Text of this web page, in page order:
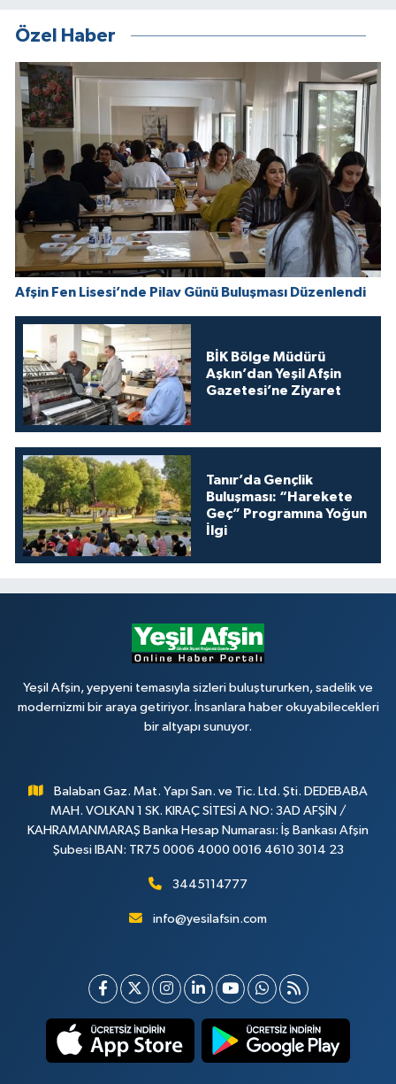
Özel Haber
Afşin Fen Lisesi’nde Pilav Günü Buluşması Düzenlendi
BİK Bölge Müdürü
Aşkın’dan Yeşil Afşin
Gazetesi’ne Ziyaret
Tanır’da Gençlik
Buluşması: “Harekete
Geç” Programına Yoğun
İlgi
Yeşil Afşin, yepyeni temasıyla sizleri buluştururken, sadelik ve
modernizmi bir araya getiriyor. İnsanlara haber okuyabilecekleri
bir altyapı sunuyor.
Balaban Gaz. Mat. Yapı San. ve Tic. Ltd. Şti. DEDEBABA
MAH. VOLKAN 1 SK. KIRAÇ SİTESİ A NO: 3AD AFŞİN /
KAHRAMANMARAŞ Banka Hesap Numarası: İş Bankası Afşin
Şubesi IBAN: TR75 0006 4000 0016 4610 3014 23
3445114777
info@yesilafsin.com